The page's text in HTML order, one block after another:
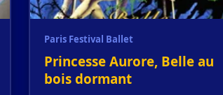
Paris Festival Ballet
Princesse Aurore, Belle au
bois dormant